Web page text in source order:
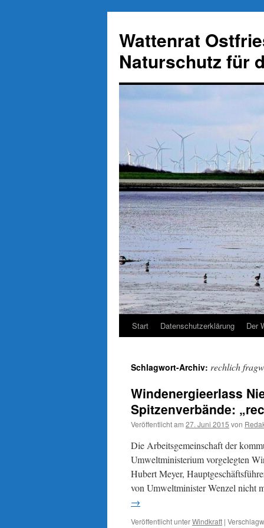
springen
Wattenrat
Naturschutz für
Start Datenschutzerklärung Der
Schlagwort-Archiv: rechlich
Windenergieerlass
Spitzenverbände:
Veröffentlicht am 27. Juni 2015 von
Die Arbeitsgemeinschaft der
Umweltministerium vorgelegten
Hubert Meyer,
von Umweltminister Wenzel nicht
→
Veröffentlicht unterWindkraft |